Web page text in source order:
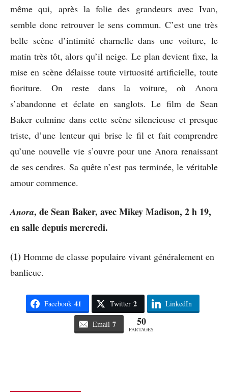
même qui, après la folie des grandeurs avec Ivan,
semble donc retrouver le sens commun. C’est une très
belle scène d’intimité charnelle dans une voiture, le
matin très tôt, alors qu’il neige. Le plan devient fixe, la
mise en scène délaisse toute virtuosité artificielle, toute
fioriture. On reste dans la voiture, où Anora
s’abandonne et éclate en sanglots. Le film de Sean
Baker culmine dans cette scène silencieuse et presque
triste, d’une lenteur qui brise le fil et fait comprendre
qu’une nouvelle vie s’ouvre pour une Anora renaissant
de ses cendres. Sa quête n’est pas terminée, le véritable
amour commence.
Anora, de Sean Baker, avec Mikey Madison, 2 h 19,
en salle depuis mercredi.
(1) Homme de classe populaire vivant généralement en
banlieue.
Facebook 41 Twitter 2 LinkedIn
Email 7 50
PARTAGES